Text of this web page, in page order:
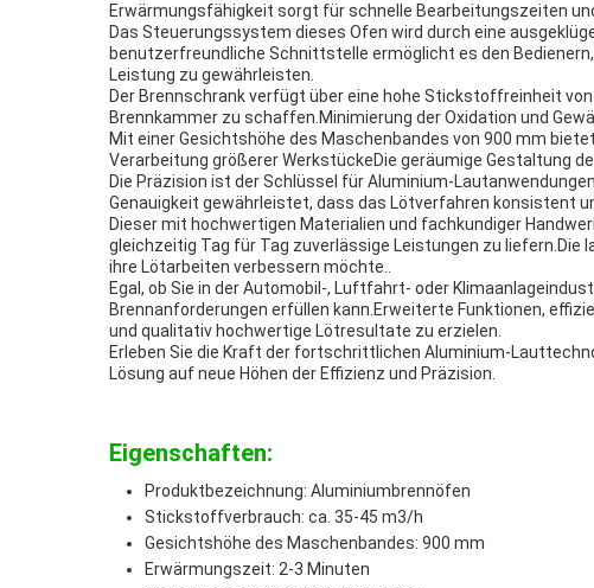
Erwärmungsfähigkeit sorgt für schnelle Bearbeitungszeiten
Das Steuerungssystem dieses Ofen wird durch eine
benutzerfreundliche Schnittstelle ermöglicht es den
Leistung zu gewährleisten.
Der Brennschrank verfügt über eine hohe Stickstoffreinheit
Brennkammer zu schaffen.Minimierung der Oxidation und
Mit einer Gesichtshöhe des Maschenbandes von 900 mm
Verarbeitung größerer WerkstückeDie geräumige Gestaltung
Die Präzision ist der Schlüssel für Aluminium-
Genauigkeit gewährleistet, dass das Lötverfahren konsistent
Dieser mit hochwertigen Materialien und fachkundiger
gleichzeitig Tag für Tag zuverlässige Leistungen zu
ihre Lötarbeiten verbessern möchte..
Egal, ob Sie in der Automobil-, Luftfahrt- oder
Brennanforderungen erfüllen kann.Erweiterte Funktionen,
und qualitativ hochwertige Lötresultate zu erzielen.
Erleben Sie die Kraft der fortschrittlichen Aluminium-
Lösung auf neue Höhen der Effizienz und Präzision.
Eigenschaften:
Produktbezeichnung: Aluminiumbrennöfen
Stickstoffverbrauch: ca. 35-45 m3/h
Gesichtshöhe des Maschenbandes: 900 mm
Erwärmungszeit: 2-3 Minuten